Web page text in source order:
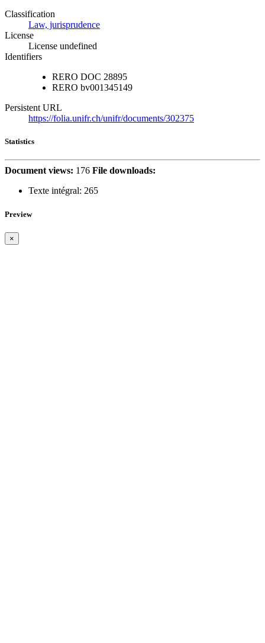
Classification
Law, jurisprudence
License
License undefined
Identifiers
RERO DOC 28895
RERO bv001345149
Persistent URL
https://folia.unifr.ch/unifr/documents/302375
Statistics
Document views: 176 File downloads:
Texte intégral: 265
Preview
×